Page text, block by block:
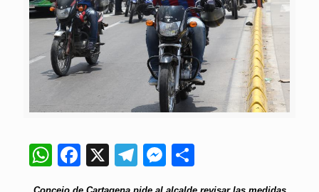
WhatsApp
Facebook
X Telegram
Messenger